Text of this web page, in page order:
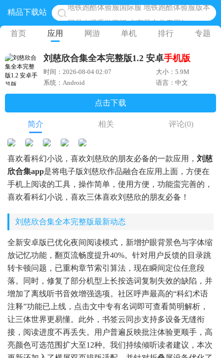
精品下载站
网易光遇手游正版 点亮星空共庆周年
黎明觉醒生机腾讯正版 黎明觉醒生机国际服
奥特曼王者传奇 正版奥特曼游戏
地铁跑酷体验服国际服 地铁跑酷体验服版本
首页 应用 网游 单机 排行 专题
刘慈欣合集全本完整版1.2 安卓手机版
时间：2026-08-04 02:07
大小：5.9M
系统：Android
语言：中文
点击下载
简介 相关 评论(0)
喜欢看科幻小说，喜欢刘慈欣的朋友必备的一款应用， 刘慈
欣合集app是将电子版刘慈欣作品融合在应用上面，方便在
手机上阅读的工具，操作简单，使用方便，功能蛮完善的，
喜欢看科幻小说，喜欢三体喜欢刘慈欣的朋友必备！
刘慈欣合集全本完整版最新动态
全新安卓版已优化夜间阅读模式，新增护眼背景色与字体缩
放记忆功能，翻页流畅度提升40%。针对用户反馈的目录跳
转卡顿问题，已重构章节索引算法，现在瞬间定位任意段
落。同时，修复了部分机型上长按选词复制失效的缺陷，并
增加了离线听书音效增强选项。社区呼声最高的“科幻术语
注释”功能已上线，点击文中专有名词即可查看简明解析，
让三体世界更易懂。此外，书签云同步支持多设备无缝衔
接，阅读进度不再丢失。用户普遍反映批注体验更顺手，高
亮颜色可选范围扩大至12种。我们持续倾听读者建议，本次